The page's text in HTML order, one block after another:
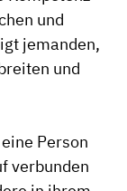
und
jemanden,
und
Person
verbunden